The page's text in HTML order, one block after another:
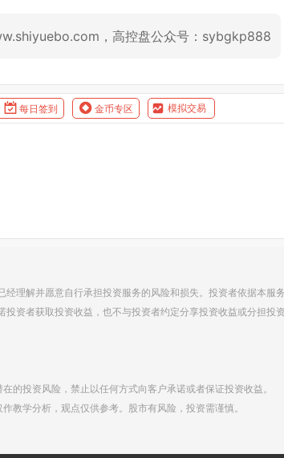
，高控盘公众号：sybgkp888
每日签到 金币专区 模拟交易
理解并愿意自行承担投资服务的风险和损失。投资者依据本
资者获取投资收益，也不与投资者约定分享投资收益或分担
投资风险，禁止以任何方式向客户承诺或者保证投资收益。
学分析，观点仅供参考。股市有风险，投资需谨慎。